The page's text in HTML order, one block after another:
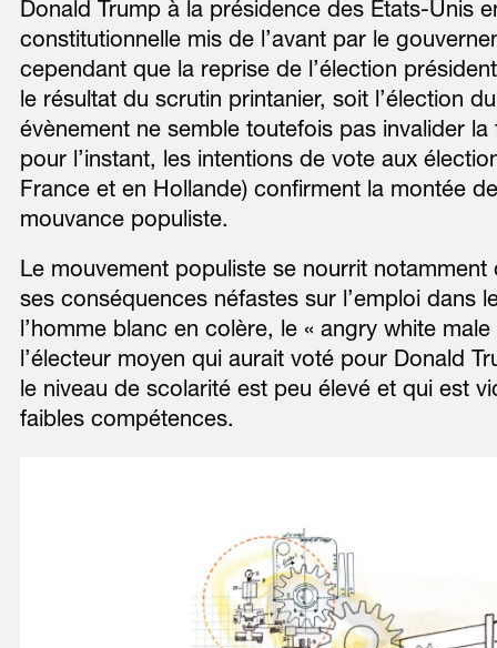
Donald Trump à la présidence des États-Unis
constitutionnelle mis de l’avant par le
cependant que la reprise de l’élection
le résultat du scrutin printanier, soit l’élection
évènement ne semble toutefois pas invalider
pour l’instant, les intentions de vote aux
France et en Hollande) confirment la montée
mouvance populiste.
Le mouvement populiste se nourrit
ses conséquences néfastes sur l’emploi dans
l’homme blanc en colère, le « angry white
l’électeur moyen qui aurait voté pour Donald
le niveau de scolarité est peu élevé et qui est
faibles compétences.